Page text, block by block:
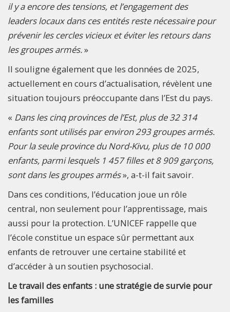
il y a encore des tensions, et l’engagement des
leaders locaux dans ces entités reste nécessaire pour
prévenir les cercles vicieux et éviter les retours dans
les groupes armés.»
Il souligne également que les données de 2025,
actuellement en cours d’actualisation, révèlent une
situation toujours préoccupante dans l’Est du pays.
« Dans les cinq provinces de l’Est, plus de 32 314
enfants sont utilisés par environ 293 groupes armés.
Pour la seule province du Nord-Kivu, plus de 10 000
enfants, parmi lesquels 1 457 filles et 8 909 garçons,
sont dans les groupes armés», a-t-il fait savoir.
Dans ces conditions, l’éducation joue un rôle
central, non seulement pour l’apprentissage, mais
aussi pour la protection. L’UNICEF rappelle que
l’école constitue un espace sûr permettant aux
enfants de retrouver une certaine stabilité et
d’accéder à un soutien psychosocial.
Le travail des enfants : une stratégie de survie pour
les familles